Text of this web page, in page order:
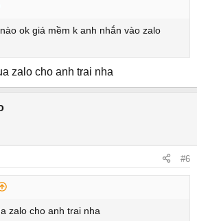
ok giá mềm k anh nhắn vào zalo
zalo cho anh trai nha
#6
zalo cho anh trai nha